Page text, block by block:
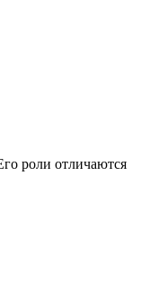
роли отличаются